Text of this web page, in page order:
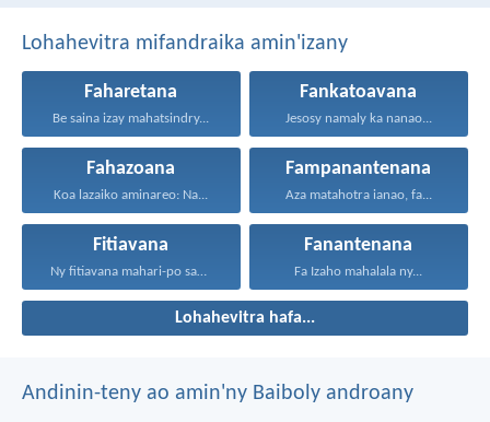
Lohahevitra mifandraika amin'izany
Faharetana
Be saina izay mahatsindry...
Fankatoavana
Jesosy namaly ka nanao...
Fahazoana
Koa lazaiko aminareo: Na...
Fampanantenana
Aza matahotra ianao, fa...
Fitiavana
Ny fitiavana mahari-po sady...
Fanantenana
Fa Izaho mahalala ny...
Lohahevitra hafa...
Andinin-teny ao amin'ny Baiboly androany